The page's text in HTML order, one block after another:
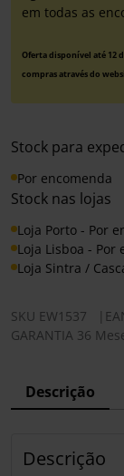
em todas as
Oferta disponível até 12
compras através do
Stock para
Por encomenda
Stock nas lojas
Loja Porto - Por
Loja Lisboa - Por
Loja Sintra /
SKU EW1537
GARANTIA 36
Descrição
Descrição